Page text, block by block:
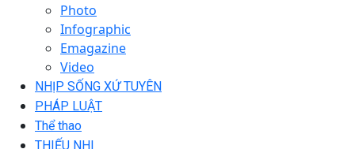
Photo
Infographic
Emagazine
Video
NHỊP SỐNG XỨ TUYÊN
PHÁP LUẬT
Thể thao
THIẾU NHI